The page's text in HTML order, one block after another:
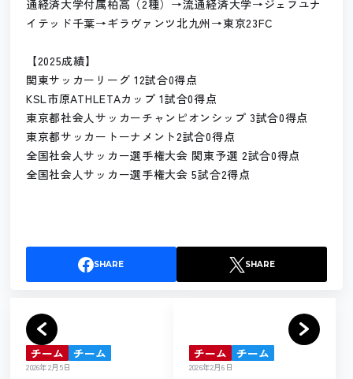
通経済大学付属柏高（2種）→流通経済大学→ジェフユナ
イテッド千葉→ギラヴァンツ北九州→東京23FC
【2025成績】
関東サッカーリーグ 12試合0得点
KSL市原ATHLETAカップ 1試合0得点
東京都社会人サッカーチャンピオンシップ 3試合0得点
東京都サッカートーナメント2試合0得点
全国社会人サッカー選手権大会 関東予選 2試合0得点
全国社会人サッカー選手権大会 5試合2得点
SHARE SHARE
チーム チーム
2026年2月5日
チーム チーム
2026年2月6日